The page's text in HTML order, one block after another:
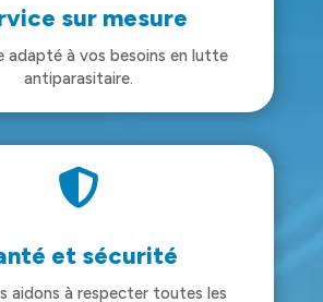
sur mesure
adapté à vos besoins en lutte
antiparasitaire.

et sécurité
aidons à respecter toutes les